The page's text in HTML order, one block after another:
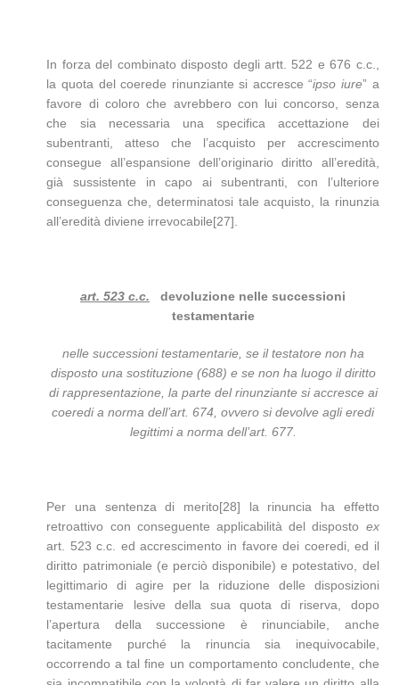
In forza del combinato disposto degli artt. 522 e 676 c.c.,
la quota del coerede rinunziante si accresce “ipso iure” a
favore di coloro che avrebbero con lui concorso, senza
che sia necessaria una specifica accettazione dei
subentranti, atteso che l’acquisto per accrescimento
consegue all’espansione dell’originario diritto all’eredità,
già sussistente in capo ai subentranti, con l’ulteriore
conseguenza che, determinatosi tale acquisto, la rinunzia
all’eredità diviene irrevocabile[27].
art. 523 c.c.
devoluzione nelle successioni
testamentarie
nelle successioni testamentarie, se il testatore non ha
disposto una sostituzione (688) e se non ha luogo il diritto
di rappresentazione, la parte del rinunziante si accresce ai
coeredi a norma dell’art. 674, ovvero si devolve agli eredi
legittimi a norma dell’art. 677.
Per una sentenza di merito[28] la rinuncia ha effetto
retroattivo con conseguente applicabilità del disposto ex
art. 523 c.c. ed accrescimento in favore dei coeredi, ed il
diritto patrimoniale (e perciò disponibile) e potestativo, del
legittimario di agire per la riduzione delle disposizioni
testamentarie lesive della sua quota di riserva, dopo
l’apertura della successione è rinunciabile, anche
tacitamente purché la rinuncia sia inequivocabile,
occorrendo a tal fine un comportamento concludente, che